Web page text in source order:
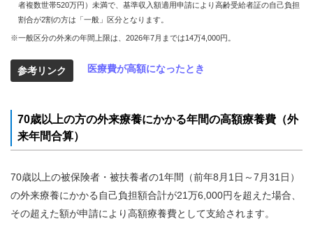
者複数世帯520万円）未満で、基準収入額適用申請により高齢受給者証の自己負担
割合が2割の方は「一般」区分となります。
※一般区分の外来の年間上限は、2026年7月までは14万4,000円。
参考リンク 医療費が高額になったとき
70歳以上の方の外来療養にかかる年間の高額療養費（外
来年間合算）
70歳以上の被保険者・被扶養者の1年間（前年8月1日～7月31日）
の外来療養にかかる自己負担額合計が21万6,000円を超えた場合、
その超えた額が申請により高額療養費として支給されます。